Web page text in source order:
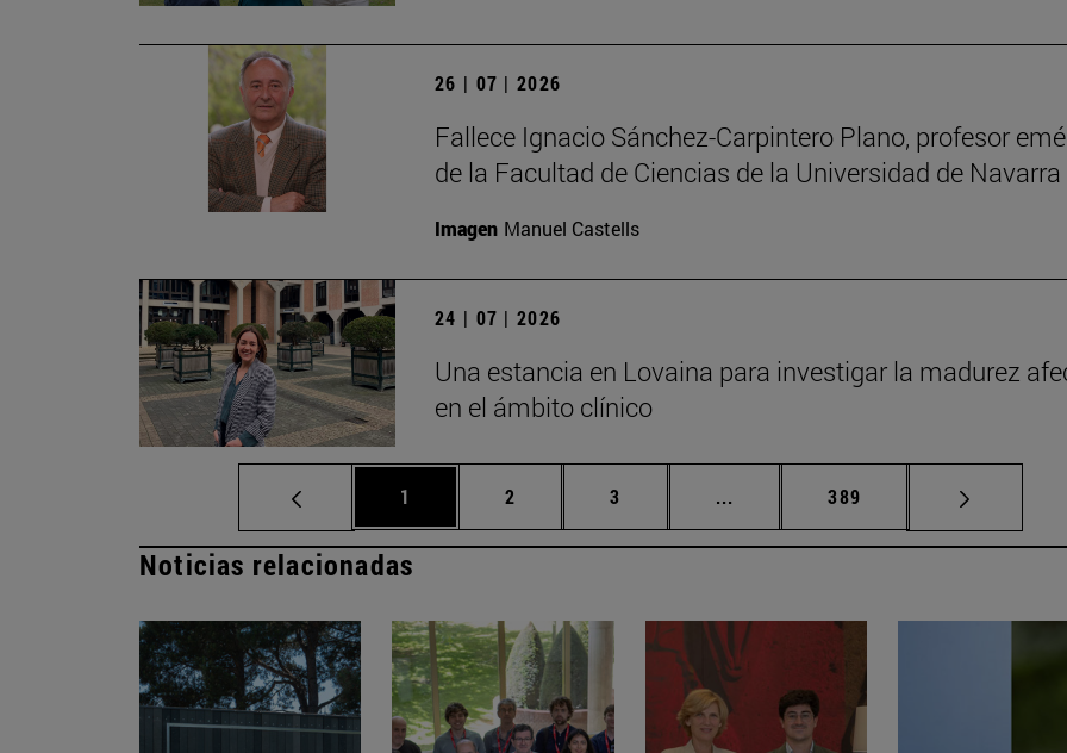
26 | 07 | 2026
Fallece Ignacio Sánchez-Carpintero Plano, profesor
de la Facultad de Ciencias de la Universidad de Navarra
Imagen Manuel Castells
24 | 07 | 2026
Una estancia en Lovaina para investigar la madurez
en el ámbito clínico
Página
1 Página
2 Página
3 ... Páginas intermedias Use TAB para
Página
389
Noticias relacionadas